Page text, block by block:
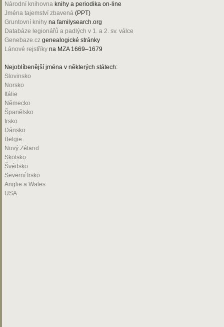
Národní knihovna knihy a periodika on-line
Jména tajemství zbavená (PPT)
Gruntovní knihy na familysearch.org
Databáze legionářů a padlých v 1. a 2. sv. válce
Genebaze.cz genealogické stránky
Lánové rejstříky na MZA 1669–1679
Nejoblíbenější jména v některých státech:
Slovinsko
Norsko
Itálie
Německo
Španělsko
Irsko
Dánsko
Belgie
Nový Zéland
Skotsko
Švédsko
Severní Irsko
Anglie a Wales
USA